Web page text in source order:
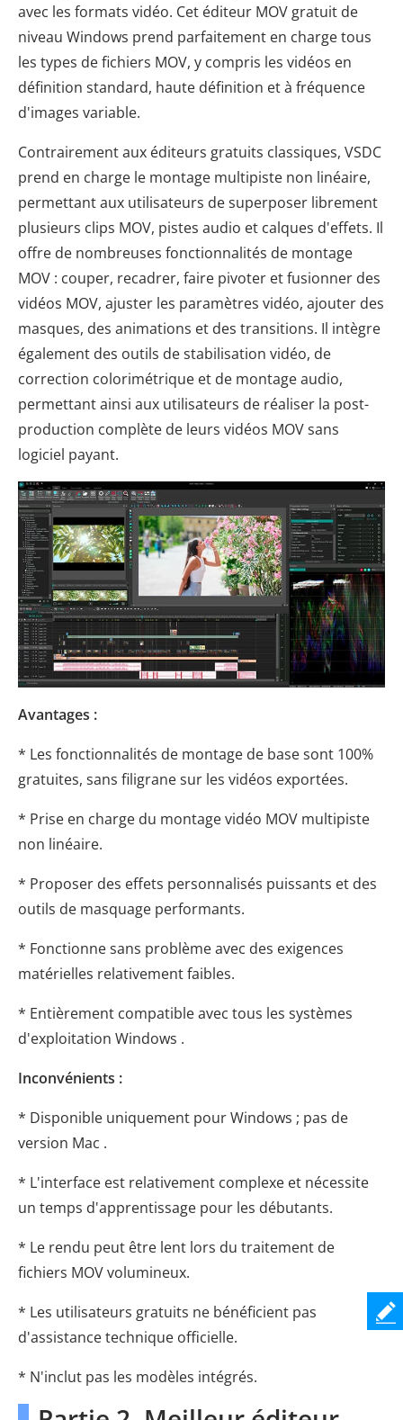
avec les formats vidéo. Cet éditeur MOV gratuit de
niveau Windows prend parfaitement en charge tous
les types de fichiers MOV, y compris les vidéos en
définition standard, haute définition et à fréquence
d'images variable.
Contrairement aux éditeurs gratuits classiques, VSDC
prend en charge le montage multipiste non linéaire,
permettant aux utilisateurs de superposer librement
plusieurs clips MOV, pistes audio et calques d'effets. Il
offre de nombreuses fonctionnalités de montage
MOV : couper, recadrer, faire pivoter et fusionner des
vidéos MOV, ajuster les paramètres vidéo, ajouter des
masques, des animations et des transitions. Il intègre
également des outils de stabilisation vidéo, de
correction colorimétrique et de montage audio,
permettant ainsi aux utilisateurs de réaliser la post-
production complète de leurs vidéos MOV sans
logiciel payant.
Avantages :
* Les fonctionnalités de montage de base sont 100%
gratuites, sans filigrane sur les vidéos exportées.
* Prise en charge du montage vidéo MOV multipiste
non linéaire.
* Proposer des effets personnalisés puissants et des
outils de masquage performants.
* Fonctionne sans problème avec des exigences
matérielles relativement faibles.
* Entièrement compatible avec tous les systèmes
d'exploitation Windows .
Inconvénients :
* Disponible uniquement pour Windows ; pas de
version Mac .
* L'interface est relativement complexe et nécessite
un temps d'apprentissage pour les débutants.
* Le rendu peut être lent lors du traitement de
fichiers MOV volumineux.
* Les utilisateurs gratuits ne bénéficient pas
d'assistance technique officielle.
* N'inclut pas les modèles intégrés.